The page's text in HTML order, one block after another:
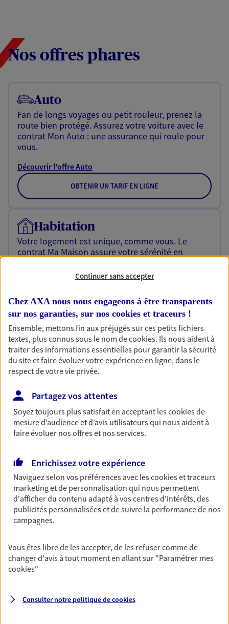
Nos offres phares
Auto
Fan de longs voyages ou petit rouleur, prenez la
route bien protégé. Assurez votre voiture avec le
contrat Mon Auto : une assurance qui roule pour
vous.
Découvrir l'offre Auto
OBTENIR UN TARIF EN LIGNE
Habitation
Votre logement est unique, comme vous. Le
contrat Ma Maison assure votre sérénité en
Découvrir l'offre Habitation
OBTENIR UN TARIF EN LIGNE
Garantie Accidents de la Vie
Bricoleuse, féru de jardinage, pâtissier en herbe
ou grande lectrice… personne n'est à l'abri d'un
accident du quotidien. Avec Ma Protection
Accident, protégez votre qualité de vie et vos
revenus.
Découvrir l'offre Garantie Accidents de la Vie
OBTENIR UN TARIF EN LIGNE
Multirisque Entreprise
Gagnez en simplicité et en sérénité avec votre
assurance multirisque entreprise. Un contrat
unique pour protéger vos locaux, matériels pro,
équipements et stocks… sans oublier votre
Découvrir l'offre Multirisque Entreprise
Continuer sans accepter
Chez AXA nous nous engageons à être transparents
sur nos garanties, sur nos cookies et traceurs !
Ensemble, mettons fin aux préjugés sur ces petits fichiers
textes, plus connus sous le nom decookies. Ils nous aident à
traiter des informations essentielles pour garantir la sécurité
du site et faire évoluer votre expérience en ligne, dans le
respect de votre vie privée.
Partagez vos attentes
Soyez toujours plus satisfait en acceptant lescookiesde
mesure d’audience et d’avis utilisateurs qui nous aident à
faire évoluer nos offres et nos services.
Enrichissez votre expérience
Naviguez selon vos préférences avec lescookies et traceurs
marketing et de personnalisation qui nous permettent
d'afficher du contenu adapté à vos centres d'intérêts, des
publicités personnalisées et de suivre la performance de nos
campagnes.
Vous êtes libre de les accepter, de les refuser comme de
changer d'avis à tout moment en allant sur "Paramétrer mes
cookies"
Consulter notre politique decookies